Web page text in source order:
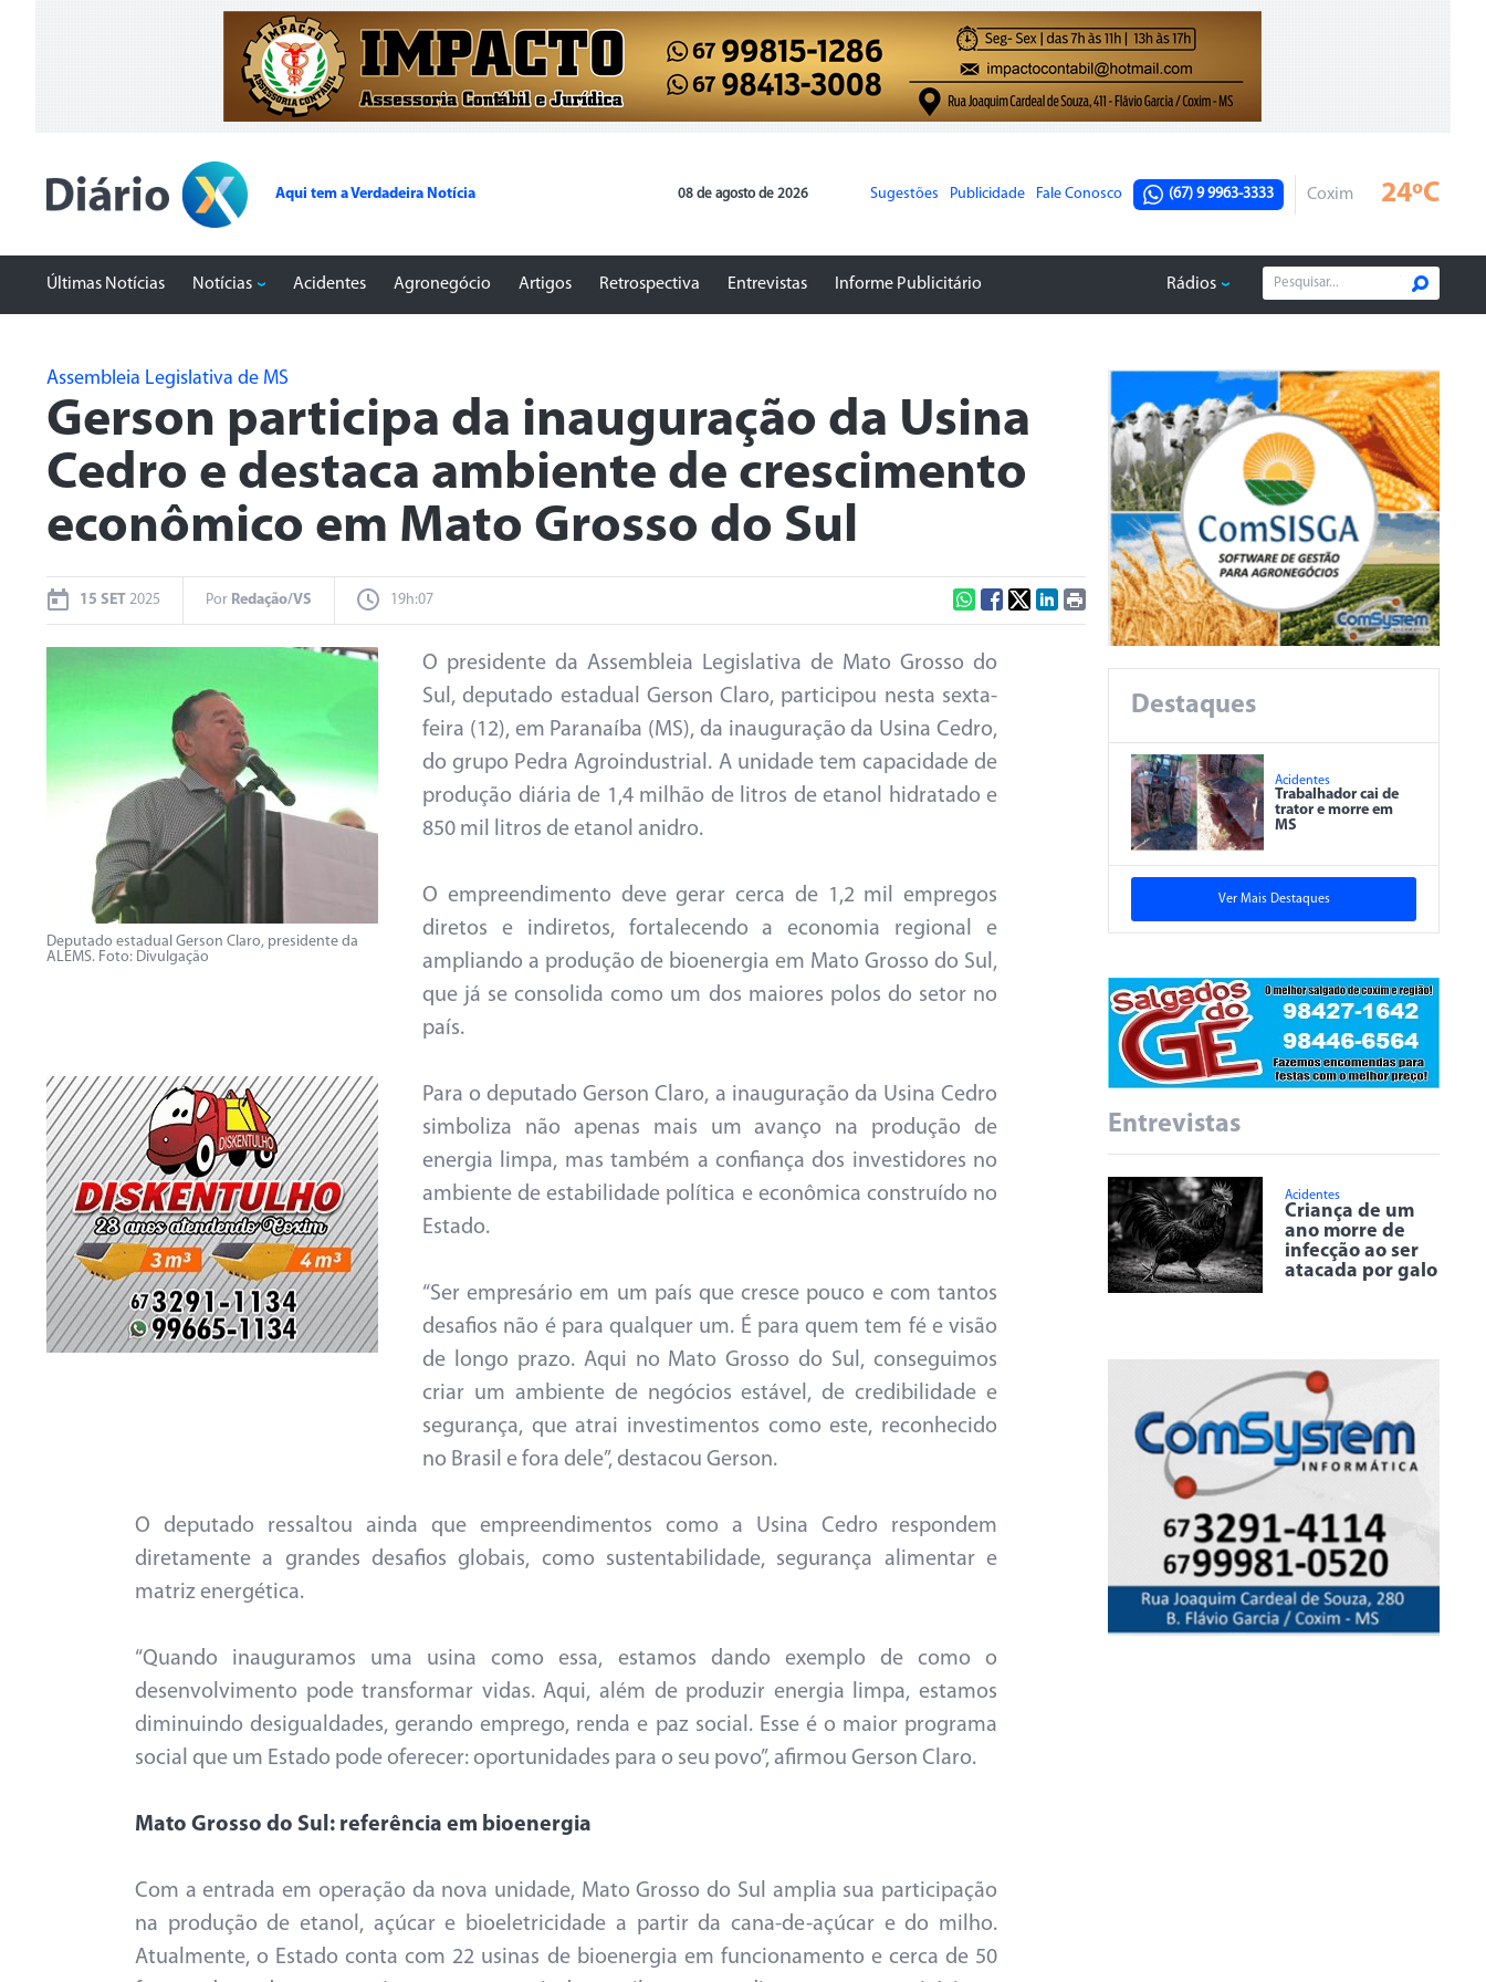
Aqui tem a Verdadeira Notícia 08 de agosto de 2026 Sugestões Publicidade Fale Conosco (67) 9 9963-3333 Coxim 24ºC
Últimas Notícias Notícias Acidentes Agronegócio Artigos Retrospectiva Entrevistas Informe Publicitário Rádios
Assembleia Legislativa de MS
Gerson participa da inauguração da Usina
Cedro e destaca ambiente de crescimento
econômico em Mato Grosso do Sul
15 SET 2025 Por Redação/VS 19h:07
Deputado estadual Gerson Claro, presidente da
ALEMS. Foto: Divulgação
O presidente da Assembleia Legislativa de Mato Grosso do
Sul, deputado estadual Gerson Claro, participou nesta sexta-
feira (12), em Paranaíba (MS), da inauguração da Usina Cedro,
do grupo Pedra Agroindustrial. A unidade tem capacidade de
produção diária de 1,4 milhão de litros de etanol hidratado e
850 mil litros de etanol anidro.
O empreendimento deve gerar cerca de 1,2 mil empregos
diretos e indiretos, fortalecendo a economia regional e
ampliando a produção de bioenergia em Mato Grosso do Sul,
que já se consolida como um dos maiores polos do setor no
país.
Para o deputado Gerson Claro, a inauguração da Usina Cedro
simboliza não apenas mais um avanço na produção de
energia limpa, mas também a confiança dos investidores no
ambiente de estabilidade política e econômica construído no
Estado.
“Ser empresário em um país que cresce pouco e com tantos
desafios não é para qualquer um. É para quem tem fé e visão
de longo prazo. Aqui no Mato Grosso do Sul, conseguimos
criar um ambiente de negócios estável, de credibilidade e
segurança, que atrai investimentos como este, reconhecido
no Brasil e fora dele”, destacou Gerson.
O deputado ressaltou ainda que empreendimentos como a Usina Cedro respondem
diretamente a grandes desafios globais, como sustentabilidade, segurança alimentar e
matriz energética.
“Quando inauguramos uma usina como essa, estamos dando exemplo de como o
desenvolvimento pode transformar vidas. Aqui, além de produzir energia limpa, estamos
diminuindo desigualdades, gerando emprego, renda e paz social. Esse é o maior programa
social que um Estado pode oferecer: oportunidades para o seu povo”, afirmou Gerson Claro.
Mato Grosso do Sul: referência em bioenergia
Com a entrada em operação da nova unidade, Mato Grosso do Sul amplia sua participação
na produção de etanol, açúcar e bioeletricidade a partir da cana-de-açúcar e do milho.
Atualmente, o Estado conta com 22 usinas de bioenergia em funcionamento e cerca de 50
Destaques
Acidentes
Trabalhador cai de
trator e morre em
MS
Ver Mais Destaques
Entrevistas
Acidentes
Criança de um
ano morre de
infecção ao ser
atacada por galo